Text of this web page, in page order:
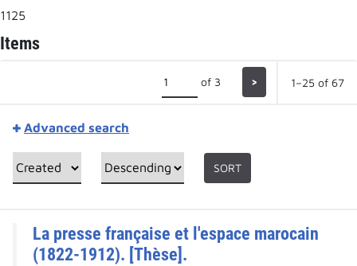
1125
Items
of 3 > 1–25 of 67
Advanced search
SORT
La presse française et l'espace marocain
(1822-1912). [Thèse].